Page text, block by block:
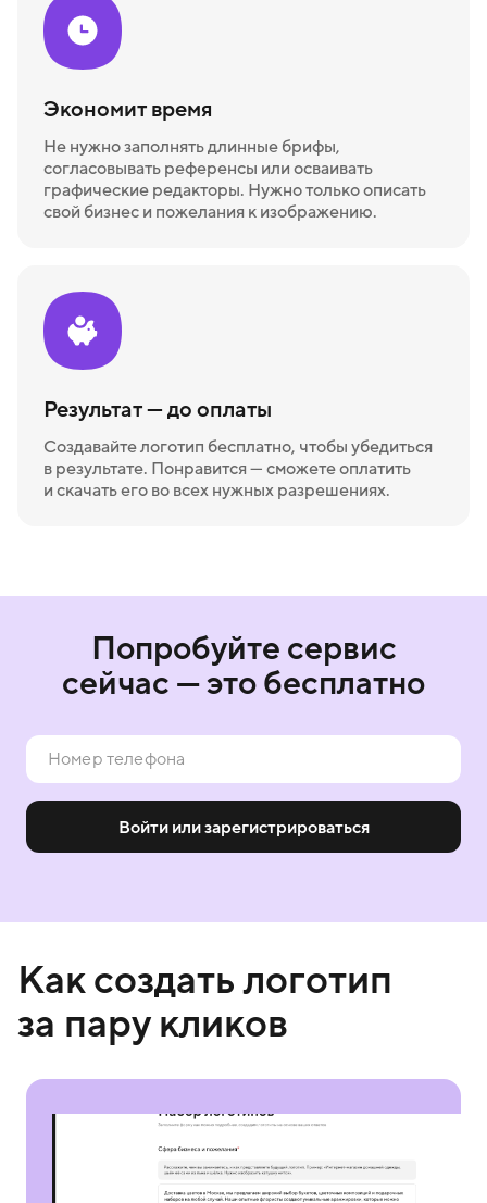
Экономит время
Не нужно заполнять длинные брифы,
согласовывать референсы или осваивать
графические редакторы. Нужно только описать
свой бизнес и пожелания к изображению.
Результат — до оплаты
Создавайте логотип бесплатно, чтобы убедиться
в результате. Понравится — сможете оплатить
и скачать его во всех нужных разрешениях.
Попробуйте сервис
сейчас — это бесплатно
Войти или зарегистрироваться
Как создать логотип
за пару кликов